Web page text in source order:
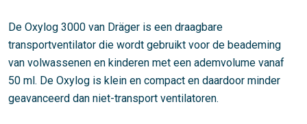
De Oxylog 3000 van Dräger is een draagbare
transportventilator die wordt gebruikt voor de beademing
van volwassenen en kinderen met een ademvolume vanaf
50 ml. De Oxylog is klein en compact en daardoor minder
geavanceerd dan niet-transport ventilatoren.